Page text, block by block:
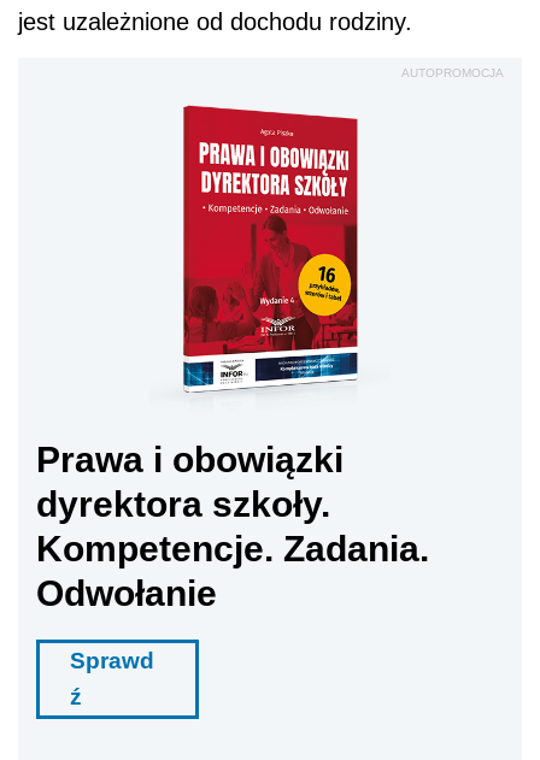
jest uzależnione od dochodu rodziny.
AUTOPROMOCJA
Prawa i obowiązki
dyrektora szkoły.
Kompetencje. Zadania.
Odwołanie
Sprawd
ź